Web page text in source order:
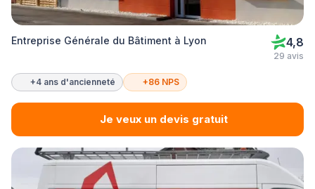
Entreprise Générale du Bâtiment à Lyon 4,8
29 avis
+4 ans d'ancienneté +86 NPS
Je veux un devis gratuit